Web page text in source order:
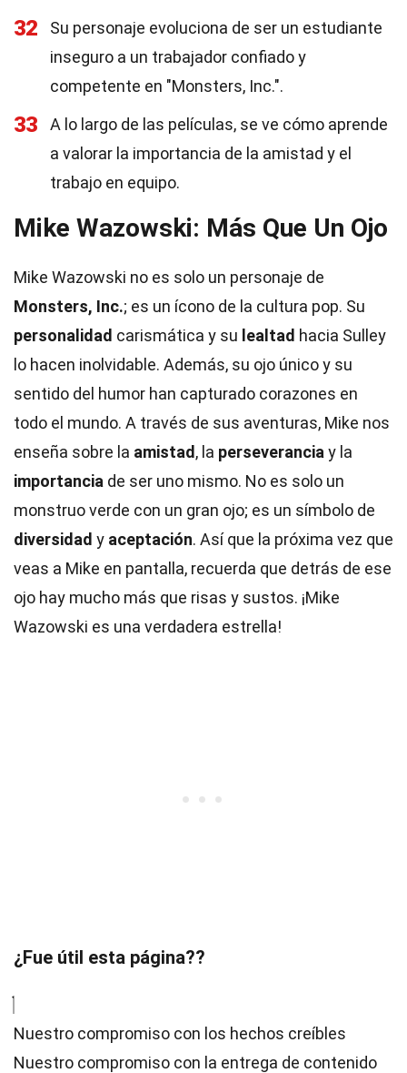
32
Su personaje evoluciona de ser un estudiante
inseguro a un trabajador confiado y
competente en "Monsters, Inc.".
33
A lo largo de las películas, se ve cómo aprende
a valorar la importancia de la amistad y el
trabajo en equipo.
Mike Wazowski: Más Que Un Ojo
Mike Wazowski no es solo un personaje de
Monsters, Inc.; es un ícono de la cultura pop. Su
personalidad carismática y su lealtad hacia Sulley
lo hacen inolvidable. Además, su ojo único y su
sentido del humor han capturado corazones en
todo el mundo. A través de sus aventuras, Mike nos
enseña sobre la amistad , la perseverancia y la
importancia de ser uno mismo. No es solo un
monstruo verde con un gran ojo; es un símbolo de
diversidad y aceptación. Así que la próxima vez que
veas a Mike en pantalla, recuerda que detrás de ese
ojo hay mucho más que risas y sustos. ¡Mike
Wazowski es una verdadera estrella!
¿Fue útil esta página??
Nuestro compromiso con los hechos creíbles
Nuestro compromiso con la entrega de contenido